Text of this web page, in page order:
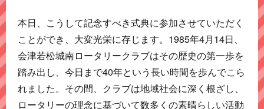
本日、こうして記念すべき式典に参加させていただく
ことができ、大変光栄に存じます。1985年4月14日、
会津若松城南ロータリークラブはその歴史の第一歩を
踏み出し、今日まで40年という長い時間を歩んでこら
れました。その間、クラブは地域社会に深く根ざし、
ロータリーの理念に基づいて数多くの素晴らしい活動